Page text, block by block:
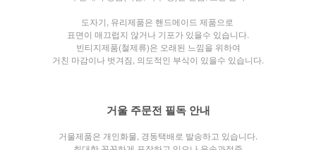
도자기, 유리제품은 핸드메이드 제품으로
표면이 매끄럽지 않거나 기포가 있을수 있습니다.
빈티지제품(철제류)은 오래된 느낌을 위하여
거친 마감이나 벗겨짐, 의도적인 부식이 있을수 있습니다.
거울 주문전 필독 안내
거울제품은 개인화물, 경동택배로 발송하고 있습니다.